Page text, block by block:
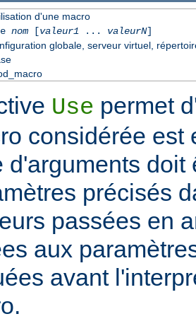
d'une macro
nom[valeur1... valeurN]
globale, serveur virtuel,
Use permet
considérée est
d'arguments
précisés
passées en
aux
avant